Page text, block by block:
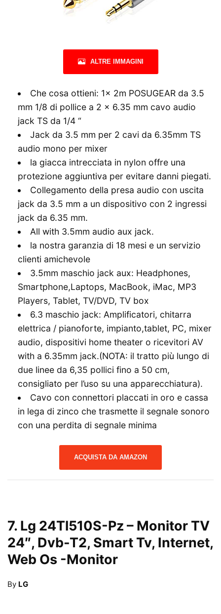
ALTRE IMMAGINI
Che cosa ottieni: 1x 2m POSUGEAR da 3.5
mm 1/8 di pollice a 2 x 6.35 mm cavo audio
jack TS da 1/4 “
Jack da 3.5 mm per 2 cavi da 6.35mm TS
audio mono per mixer
la giacca intrecciata in nylon offre una
protezione aggiuntiva per evitare danni piegati.
Collegamento della presa audio con uscita
jack da 3.5 mm a un dispositivo con 2 ingressi
jack da 6.35 mm.
All with 3.5mm audio aux jack.
la nostra garanzia di 18 mesi e un servizio
clienti amichevole
3.5mm maschio jack aux: Headphones,
Smartphone,Laptops, MacBook, iMac, MP3
Players, Tablet, TV/DVD, TV box
6.3 maschio jack: Amplificatori, chitarra
elettrica / pianoforte, impianto,tablet, PC, mixer
audio, dispositivi home theater o ricevitori AV
with a 6.35mm jack.(NOTA: il tratto più lungo di
due linee da 6,35 pollici fino a 50 cm,
consigliato per l’uso su una apparecchiatura).
Cavo con connettori placcati in oro e cassa
in lega di zinco che trasmette il segnale sonoro
con una perdita di segnale minima
ACQUISTA DA AMAZON
7. Lg 24Tl510S-Pz – Monitor TV
24″, Dvb-T2, Smart Tv, Internet,
Web Os -Monitor
By LG